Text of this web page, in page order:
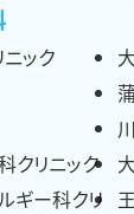
ック
クリニック
ギー科クリ